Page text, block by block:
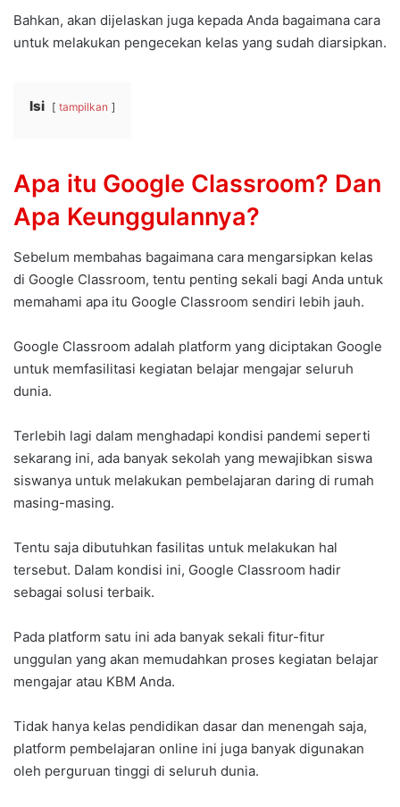
Bahkan, akan dijelaskan juga kepada Anda bagaimana cara
untuk melakukan pengecekan kelas yang sudah diarsipkan.
Isi tampilkan
Apa itu Google Classroom? Dan
Apa Keunggulannya?
Sebelum membahas bagaimana cara mengarsipkan kelas
di Google Classroom, tentu penting sekali bagi Anda untuk
memahami apa itu Google Classroom sendiri lebih jauh.
Google Classroom adalah platform yang diciptakan Google
untuk memfasilitasi kegiatan belajar mengajar seluruh
dunia.
Terlebih lagi dalam menghadapi kondisi pandemi seperti
sekarang ini, ada banyak sekolah yang mewajibkan siswa
siswanya untuk melakukan pembelajaran daring di rumah
masing-masing.
Tentu saja dibutuhkan fasilitas untuk melakukan hal
tersebut. Dalam kondisi ini, Google Classroom hadir
sebagai solusi terbaik.
Pada platform satu ini ada banyak sekali fitur-fitur
unggulan yang akan memudahkan proses kegiatan belajar
mengajar atau KBM Anda.
Tidak hanya kelas pendidikan dasar dan menengah saja,
platform pembelajaran online ini juga banyak digunakan
oleh perguruan tinggi di seluruh dunia.